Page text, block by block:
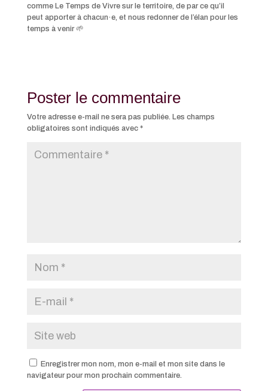
comme Le Temps de Vivre sur le territoire, de par ce qu’il
peut apporter à chacun·e, et nous redonner de l’élan pour les
temps à venir 🌱
Poster le commentaire
Votre adresse e-mail ne sera pas publiée. Les champs
obligatoires sont indiqués avec *
Enregistrer mon nom, mon e-mail et mon site dans le
navigateur pour mon prochain commentaire.